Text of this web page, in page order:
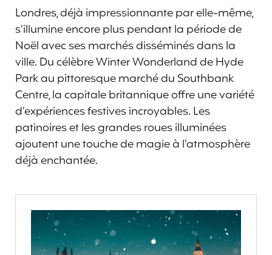
Londres, déjà impressionnante par elle-même,
s’illumine encore plus pendant la période de
Noël avec ses marchés disséminés dans la
ville. Du célèbre Winter Wonderland de Hyde
Park au pittoresque marché du Southbank
Centre, la capitale britannique offre une variété
d’expériences festives incroyables. Les
patinoires et les grandes roues illuminées
ajoutent une touche de magie à l’atmosphère
déjà enchantée.